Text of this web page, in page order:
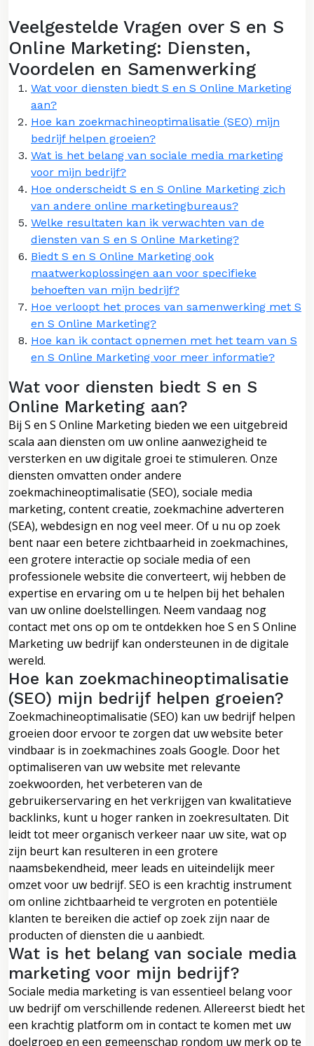
Veelgestelde Vragen over S en S
Online Marketing: Diensten,
Voordelen en Samenwerking
Wat voor diensten biedt S en S Online Marketing
aan?
Hoe kan zoekmachineoptimalisatie (SEO) mijn
bedrijf helpen groeien?
Wat is het belang van sociale media marketing
voor mijn bedrijf?
Hoe onderscheidt S en S Online Marketing zich
van andere online marketingbureaus?
Welke resultaten kan ik verwachten van de
diensten van S en S Online Marketing?
Biedt S en S Online Marketing ook
maatwerkoplossingen aan voor specifieke
behoeften van mijn bedrijf?
Hoe verloopt het proces van samenwerking met S
en S Online Marketing?
Hoe kan ik contact opnemen met het team van S
en S Online Marketing voor meer informatie?
Wat voor diensten biedt S en S
Online Marketing aan?
Bij S en S Online Marketing bieden we een uitgebreid
scala aan diensten om uw online aanwezigheid te
versterken en uw digitale groei te stimuleren. Onze
diensten omvatten onder andere
zoekmachineoptimalisatie (SEO), sociale media
marketing, content creatie, zoekmachine adverteren
(SEA), webdesign en nog veel meer. Of u nu op zoek
bent naar een betere zichtbaarheid in zoekmachines,
een grotere interactie op sociale media of een
professionele website die converteert, wij hebben de
expertise en ervaring om u te helpen bij het behalen
van uw online doelstellingen. Neem vandaag nog
contact met ons op om te ontdekken hoe S en S Online
Marketing uw bedrijf kan ondersteunen in de digitale
wereld.
Hoe kan zoekmachineoptimalisatie
(SEO) mijn bedrijf helpen groeien?
Zoekmachineoptimalisatie (SEO) kan uw bedrijf helpen
groeien door ervoor te zorgen dat uw website beter
vindbaar is in zoekmachines zoals Google. Door het
optimaliseren van uw website met relevante
zoekwoorden, het verbeteren van de
gebruikerservaring en het verkrijgen van kwalitatieve
backlinks, kunt u hoger ranken in zoekresultaten. Dit
leidt tot meer organisch verkeer naar uw site, wat op
zijn beurt kan resulteren in een grotere
naamsbekendheid, meer leads en uiteindelijk meer
omzet voor uw bedrijf. SEO is een krachtig instrument
om online zichtbaarheid te vergroten en potentiële
klanten te bereiken die actief op zoek zijn naar de
producten of diensten die u aanbiedt.
Wat is het belang van sociale media
marketing voor mijn bedrijf?
Sociale media marketing is van essentieel belang voor
uw bedrijf om verschillende redenen. Allereerst biedt het
een krachtig platform om in contact te komen met uw
doelgroep en een gemeenschap rondom uw merk op te